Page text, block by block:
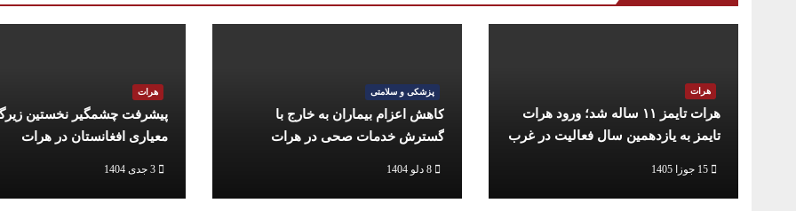
هرات
هرات تایمز ۱۱ ساله شد؛ ورود هرات
تایمز به یازدهمین سال فعالیت در غرب
15 جوزا 1405
پزشکی و سلامتی
کاهش اعزام بیماران به خارج با
گسترش خدمات صحی در هرات
8 دلو 1404
هرات
پیشرفت چشمگیر نخستین
معیاری افغانستان در هرات
3 جدی 1404